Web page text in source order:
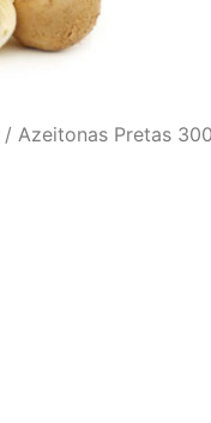
/ Azeitonas Pretas